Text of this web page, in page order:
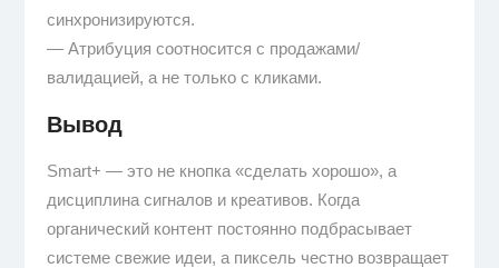
синхронизируются.
— Атрибуция соотносится с продажами/
валидацией, а не только с кликами.
Вывод
Smart+ — это не кнопка «сделать хорошо», а
дисциплина сигналов и креативов. Когда
органический контент постоянно подбрасывает
системе свежие идеи, а пиксель честно возвращает